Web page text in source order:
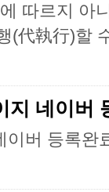
따르지 아
(代執行)할
지 네이버
이버 등록완